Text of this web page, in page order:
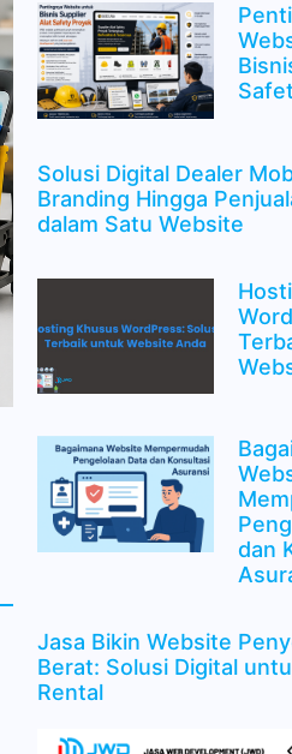
Solusi Digital Dealer
Branding Hingga
dalam Satu Website
dan
Jasa Bikin Website
Berat: Solusi Digital
Rental